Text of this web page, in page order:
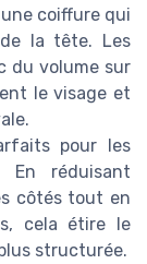
coiffure qui
la tête. Les
du volume sur
le visage et
pour les
En réduisant
côtés tout en
cela étire le
structurée.